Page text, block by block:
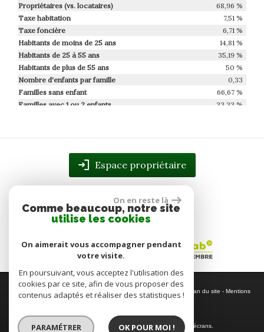
Propriétaires (vs. locataires)
68,96 %
Taxe habitation
7,51 %
Taxe foncière
6,71 %
Habitants de moins de 25 ans
14,81 %
Habitants de 25 à 55 ans
35,19 %
Habitants de plus de 55 ans
50 %
Nombre d'enfants par famille
0,33
Familles sans enfant
66,67 %
Familles avec 1 ou 2 enfants
33,33 %
Espace propriétaire
© 2026 | Tous droits réservés | Traduction powered by Google - Plan du site - Mentions
légales-Nos honoraires-Partenaires-Admin
Site internet compatible multi-supports,
un seul site adaptable à tous les types d'écrans.
On en reste là
Comme beaucoup, notre site
utilise les cookies
On aimerait vous accompagner pendant
votre visite.
En poursuivant, vous acceptez l'utilisation des
cookies par ce site, afin de vous proposer des
contenus adaptés et réaliser des statistiques !
PARAMÉTRER OK POUR MOI !